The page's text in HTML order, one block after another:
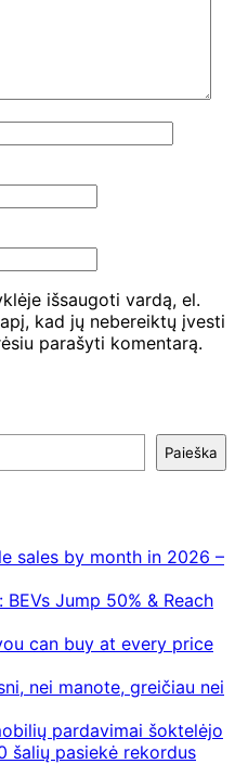
išsaugoti vardą, el.
kad jų nebereiktų įvesti
parašyti komentarą.
Paieška
sales by month in 2026 –
Jump 50% & Reach
can buy at every price
nei manote, greičiau nei
pardavimai šoktelėjo
šalių pasiekė rekordus